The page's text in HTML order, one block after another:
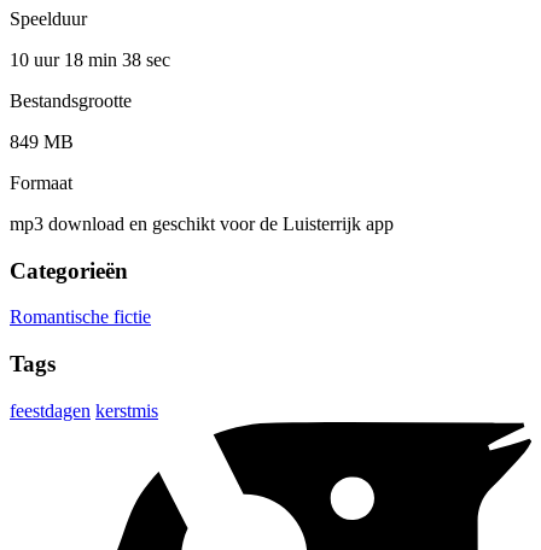
Speelduur
10 uur 18 min 38 sec
Bestandsgrootte
849 MB
Formaat
mp3 download en geschikt voor de Luisterrijk app
Categorieën
Romantische fictie
Tags
feestdagen kerstmis